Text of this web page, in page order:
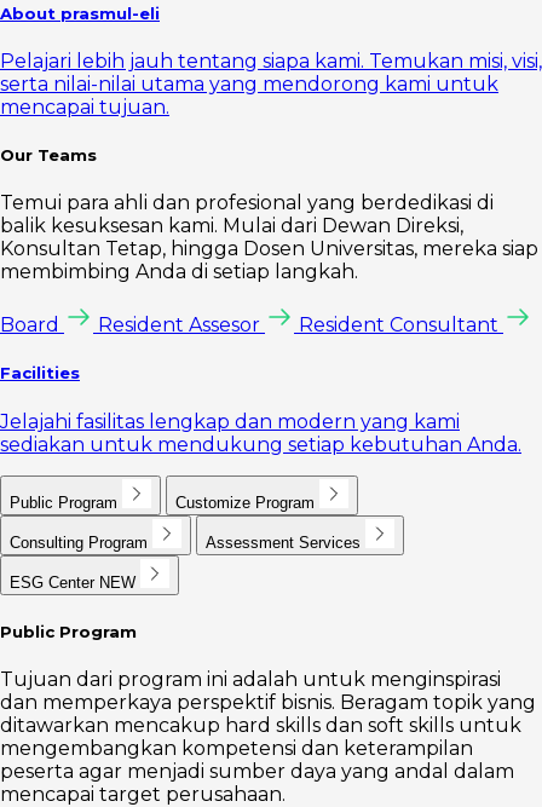
About prasmul-eli
Pelajari lebih jauh tentang siapa kami. Temukan misi, visi,
serta nilai-nilai utama yang mendorong kami untuk
mencapai tujuan.
Our Teams
Temui para ahli dan profesional yang berdedikasi di
balik kesuksesan kami. Mulai dari Dewan Direksi,
Konsultan Tetap, hingga Dosen Universitas, mereka siap
membimbing Anda di setiap langkah.
Board Resident Assesor Resident Consultant
Facilities
Jelajahi fasilitas lengkap dan modern yang kami
sediakan untuk mendukung setiap kebutuhan Anda.
Public Program Customize Program
Consulting Program Assessment Services
ESG Center NEW
Public Program
Tujuan dari program ini adalah untuk menginspirasi
dan memperkaya perspektif bisnis. Beragam topik yang
ditawarkan mencakup hard skills dan soft skills untuk
mengembangkan kompetensi dan keterampilan
peserta agar menjadi sumber daya yang andal dalam
mencapai target perusahaan.